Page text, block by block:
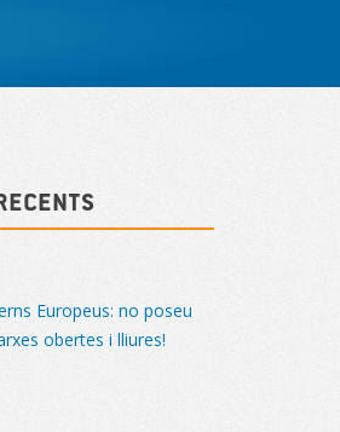
Europeus: no poseu
obertes i lliures!